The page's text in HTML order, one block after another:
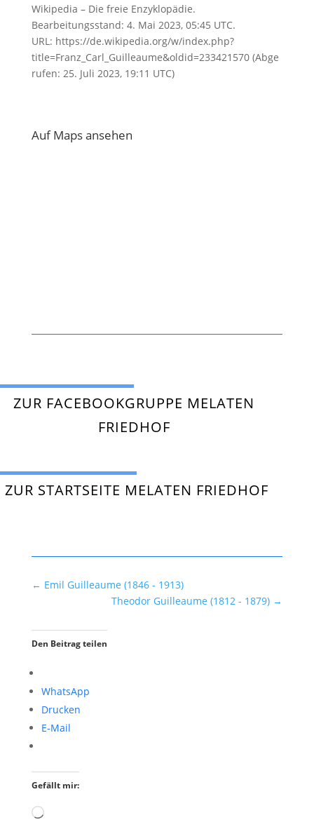
Wikipedia – Die freie Enzyklopädie.
Bearbeitungsstand: 4. Mai 2023, 05:45 UTC.
URL: https://de.wikipedia.org/w/index.php?
title=Franz_Carl_Guilleaume&oldid=233421570 (Abge
rufen: 25. Juli 2023, 19:11 UTC)
Auf Maps ansehen
ZUR FACEBOOKGRUPPE MELATEN
FRIEDHOF
ZUR STARTSEITE MELATEN FRIEDHOF
← Emil Guilleaume (1846 - 1913)
Theodor Guilleaume (1812 - 1879) →
Den Beitrag teilen
WhatsApp
Drucken
E-Mail
Gefällt mir:
Wird